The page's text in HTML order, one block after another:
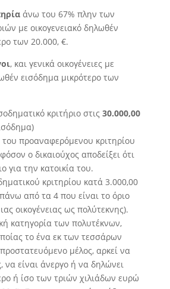
άνω του 67% πλην των
με οικογενειακό δηλωθέν
των 20.000, €.
, και γενικά οικογένειες με
εισόδημα μικρότερο των
κριτήριο στις 30.000,00
προαναφερόμενου κριτηρίου
ο δικαιούχος αποδείξει ότι
για την κατοικία του.
κριτηρίου κατά 3.000,00
από τα 4 που είναι το όριο
οικογένειας ως πολύτεκνης).
κατηγορία των πολυτέκνων,
το ένα εκ των τεσσάρων
μέλος, αρκεί να
να είναι άνεργο ή να δηλώνει
ή ίσο των τριών χιλιάδων ευρώ